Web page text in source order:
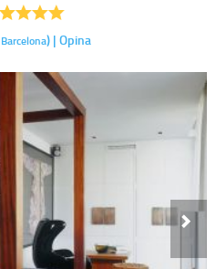
Barcelona) | Opina